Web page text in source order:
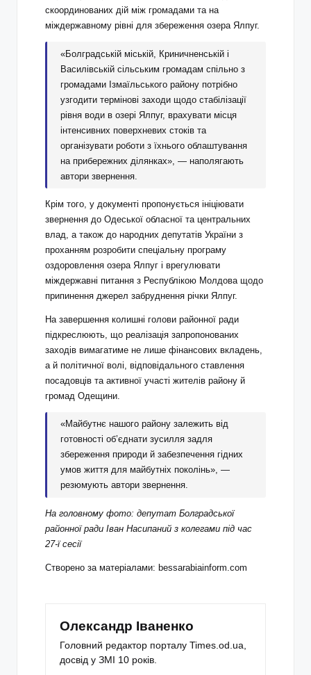
скоординованих дій між громадами та на
міждержавному рівні для збереження озера Ялпуг.
«Болградській міській, Криничненській і
Василівській сільським громадам спільно з
громадами Ізмаїльського району потрібно
узгодити термінові заходи щодо стабілізації
рівня води в озері Ялпуг, врахувати місця
інтенсивних поверхневих стоків та
організувати роботи з їхнього облаштування
на прибережних ділянках», — наполягають
автори звернення.
Крім того, у документі пропонується ініціювати
звернення до Одеської обласної та центральних
влад, а також до народних депутатів України з
проханням розробити спеціальну програму
оздоровлення озера Ялпуг і врегулювати
міждержавні питання з Республікою Молдова щодо
припинення джерел забруднення річки Ялпуг.
На завершення колишні голови районної ради
підкреслюють, що реалізація запропонованих
заходів вимагатиме не лише фінансових вкладень,
а й політичної волі, відповідального ставлення
посадовців та активної участі жителів району й
громад Одещини.
«Майбутнє нашого району залежить від
готовності об’єднати зусилля задля
збереження природи й забезпечення гідних
умов життя для майбутніх поколінь», —
резюмують автори звернення.
На головному фото: депутат Болградської
районної ради Іван Насипаний з колегами під час
27-ї сесії
Створено за матеріалами: bessarabiainform.com
Олександр Іваненко
Головний редактор порталу Times.od.ua,
досвід у ЗМІ 10 років.